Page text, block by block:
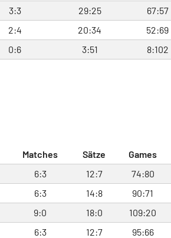
3:3 29:25 67:57
2:4 20:34 52:69
0:6 3:51 8:102
Matches Sätze Games
6:3 12:7 74:80
6:3 14:8 90:71
9:0 18:0 109:20
6:3 12:7 95:66